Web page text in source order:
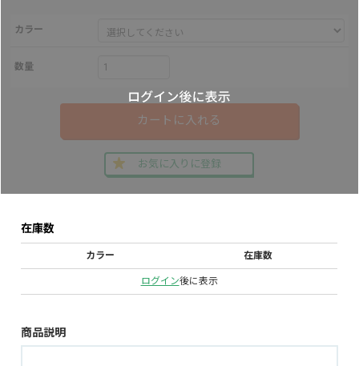
カラー
数量
カートに入れる
お気に入りに登録
在庫数
カラー 在庫数
ログイン後に表示
商品説明